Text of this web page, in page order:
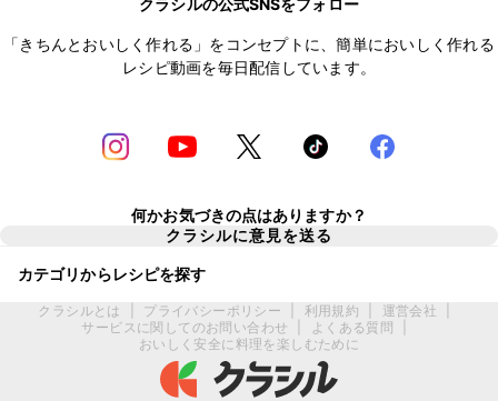
クラシルの公式SNSをフォロー
「きちんとおいしく作れる」をコンセプトに、簡単においしく作れる
レシピ動画を毎日配信しています。
何かお気づきの点はありますか？
クラシルに意見を送る
カテゴリからレシピを探す
クラシルとは プライバシーポリシー 利用規約 運営会社
サービスに関してのお問い合わせ
よくある質問
おいしく安全に料理を楽しむために